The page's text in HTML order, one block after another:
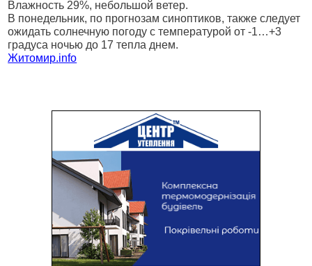
Влажность 29%, небольшой ветер.
В понедельник, по прогнозам синоптиков, также следует
ожидать солнечную погоду с температурой от -1…+3
градуса ночью до 17 тепла днем.
Житомир.info